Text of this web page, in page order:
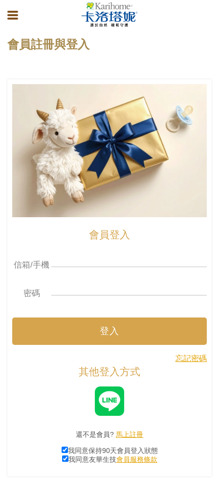
會員註冊與登入
會員登入
信箱/手機
密碼
登入
忘記密碼
其他登入方式
還不是會員? 馬上註冊
我同意保持90天會員登入狀態
我同意友華生技會員服務條款